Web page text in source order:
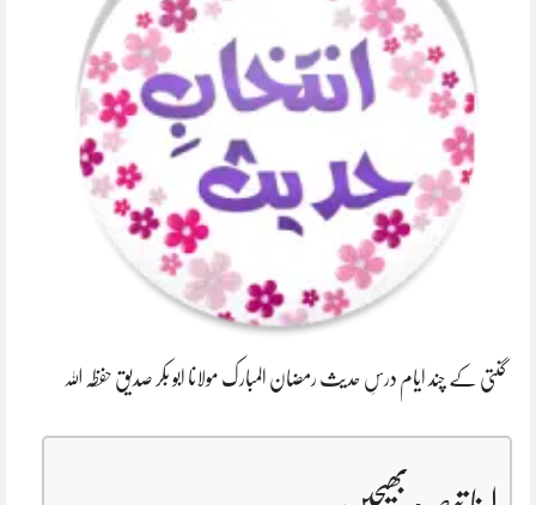
گنتی کے چند ایام درسِ حدیث رمضان المبارک مولانا ابو بکر صدیق حفظہ اللہ